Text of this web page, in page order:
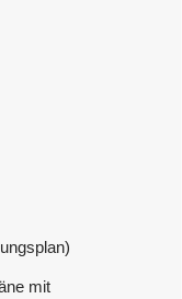
mit